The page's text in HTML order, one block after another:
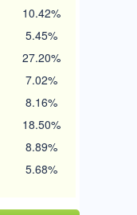
10.42%
5.45%
27.20%
7.02%
8.16%
18.50%
8.89%
5.68%